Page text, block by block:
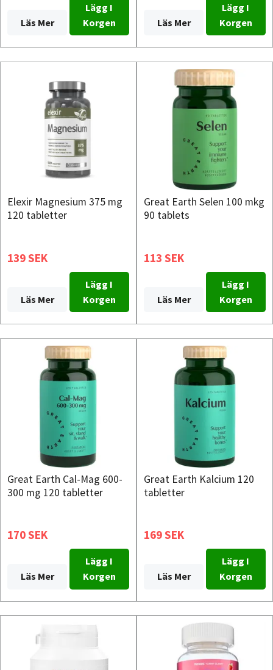
Läs Mer
Lägg I
Korgen
Läs Mer
Lägg I
Korgen
Elexir Magnesium 375 mg
120 tabletter
139 SEK
Läs Mer
Lägg I
Korgen
Great Earth Selen 100 mkg
90 tablets
113 SEK
Läs Mer
Lägg I
Korgen
Great Earth Cal-Mag 600-
300 mg 120 tabletter
170 SEK
Läs Mer
Lägg I
Korgen
Great Earth Kalcium 120
tabletter
169 SEK
Läs Mer
Lägg I
Korgen